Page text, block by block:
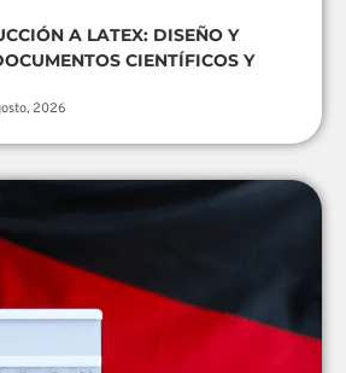
A LATEX: DISEÑO Y
CIENTÍFICOS Y
2026